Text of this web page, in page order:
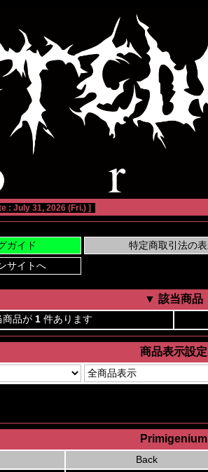
: July 31, 2026 (Fri.) ]
▼ 該当商品
商品が 1 件あります
商品表示設定
Primigenium
Back